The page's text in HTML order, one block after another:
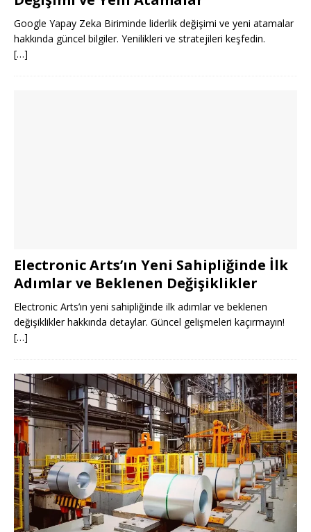
Google Yapay Zeka Biriminde liderlik değişimi ve yeni atamalar
hakkında güncel bilgiler. Yenilikleri ve stratejileri keşfedin.
[…]
Electronic Arts’ın Yeni Sahipliğinde İlk
Adımlar ve Beklenen Değişiklikler
Electronic Arts’ın yeni sahipliğinde ilk adımlar ve beklenen
değişiklikler hakkında detaylar. Güncel gelişmeleri kaçırmayın!
[…]